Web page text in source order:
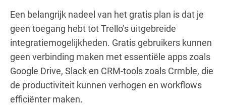
Een belangrijk nadeel van het gratis plan is dat je
geen toegang hebt tot Trello’s uitgebreide
integratiemogelijkheden. Gratis gebruikers kunnen
geen verbinding maken met essentiële apps zoals
Google Drive, Slack en CRM-tools zoals Crmble, die
de productiviteit kunnen verhogen en workflows
efficiënter maken.